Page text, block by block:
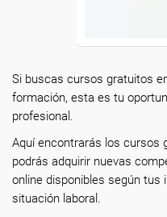
Si buscas cursos gratuitos
formación, esta es tu
profesional.
Aquí encontrarás los cursos
podrás adquirir nuevas
online disponibles según
situación laboral.